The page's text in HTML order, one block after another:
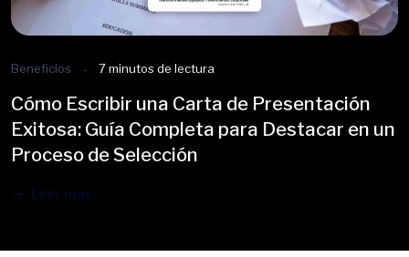
Beneficios 7 minutos de lectura
Cómo Escribir una Carta de Presentación
Exitosa: Guía Completa para Destacar en un
Proceso de Selección
Leer mas